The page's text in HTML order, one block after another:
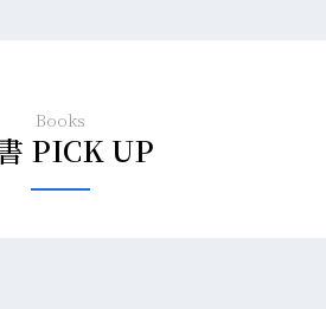
Books
PICK UP